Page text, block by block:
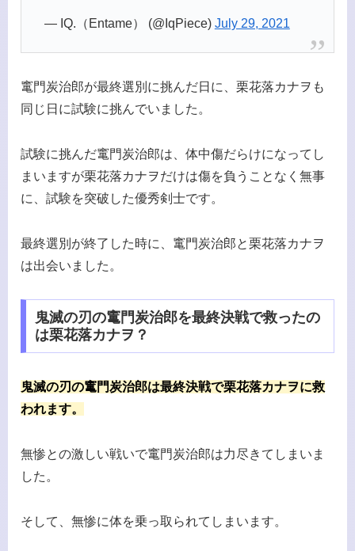
— IQ.（Entame） (@IqPiece) July 29, 2021
竃門炭治郎が最終選別に挑んだ日に、栗花落カナヲも
同じ日に試験に挑んでいました。
試験に挑んだ竃門炭治郎は、体中傷だらけになってし
まいますが栗花落カナヲだけは傷を負うことなく無事
に、試験を突破した優秀剣士です。
最終選別が終了した時に、竃門炭治郎と栗花落カナヲ
は出会いました。
鬼滅の刃の竃門炭治郎を最終決戦で救ったの
は栗花落カナヲ？
鬼滅の刃の竃門炭治郎は最終決戦で栗花落カナヲに救
われます。
無惨との激しい戦いで竃門炭治郎は力尽きてしまいま
した。
そして、無惨に体を乗っ取られてしまいます。